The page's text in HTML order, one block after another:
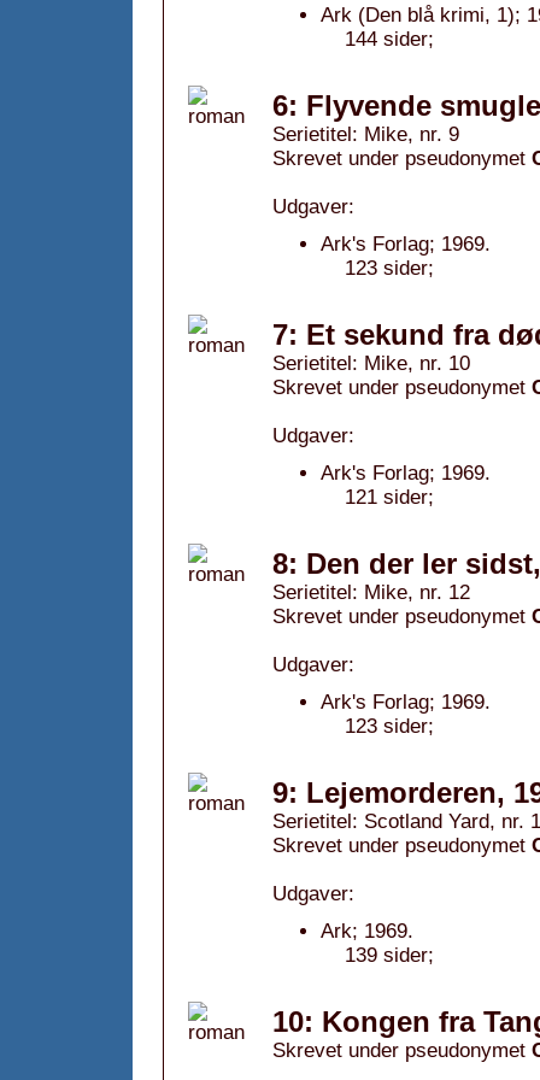
Ark (Den blå krimi, 1);
144 sider;
6: Flyvende
Serietitel: Mike, nr. 9
Skrevet under pseudonymet
Udgaver:
Ark's Forlag; 1969.
123 sider;
7: Et sekund fra
Serietitel: Mike, nr. 10
Skrevet under pseudonymet
Udgaver:
Ark's Forlag; 1969.
121 sider;
8: Den der ler
Serietitel: Mike, nr. 12
Skrevet under pseudonymet
Udgaver:
Ark's Forlag; 1969.
123 sider;
9: Lejemorderen,
Serietitel: Scotland Yard, nr.
Skrevet under pseudonymet
Udgaver:
Ark; 1969.
139 sider;
10: Kongen fra
Skrevet under pseudonymet